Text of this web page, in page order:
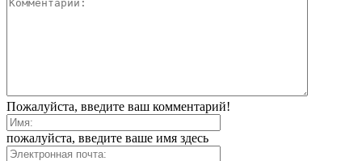
Пожалуйста, введите ваш комментарий!
пожалуйста, введите ваше имя здесь